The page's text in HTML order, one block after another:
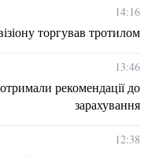
14:16
торгував тротилом
13:46
рекомендації до
зарахування
12:38